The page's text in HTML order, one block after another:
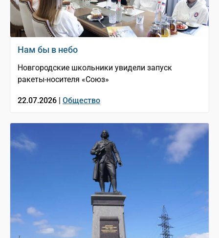
Нам бы в небо
Новгородские школьники увидели запуск
ракеты-носителя «Союз»
22.07.2026 | Общество